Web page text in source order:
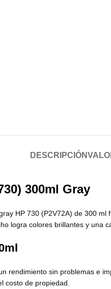
DESCRIPCIÓN
300ml Gray
HP 730 (P2V72A) de 300
logra colores brillantes y una
rendimiento sin problemas e
costo de propiedad.